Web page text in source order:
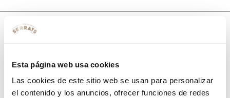
Esta página web usa cookies
Las cookies de este sitio web se usan para personalizar
el contenido y los anuncios, ofrecer funciones de redes
con tu primera compra.